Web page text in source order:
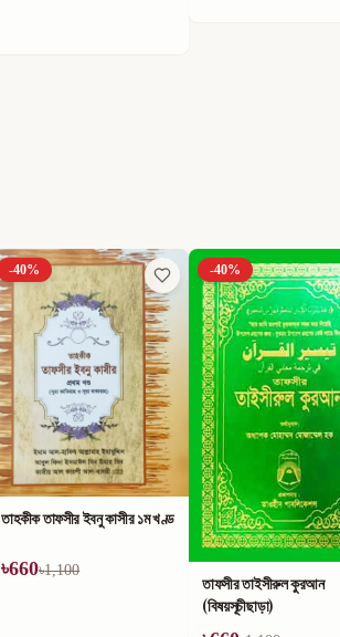
-40%
তাহকীক তাফসীর ইবনু কাসীর ১ম খণ্ড
৳660৳1,100
-40%
তাফসীর তাইসীরুল কুরআন
(বিষয়সূচীছাড়া)